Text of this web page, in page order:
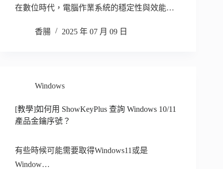
在數位時代，電腦作業系統的穩定性與效能…
香腸 2025 年 07 月 09 日
Windows
[教學]如何用 ShowKeyPlus 查詢 Windows 10/11
產品金鑰序號？
有些時候可能需要取得Windows11或是
Window…